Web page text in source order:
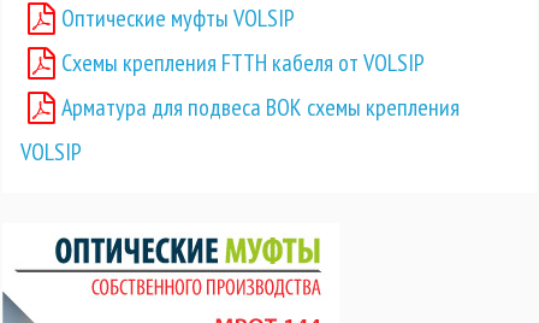
Оптические муфты VOLSIP
Схемы крепления FTTH кабеля от VOLSIP
Арматура для подвеса ВОК схемы крепления
VOLSIP